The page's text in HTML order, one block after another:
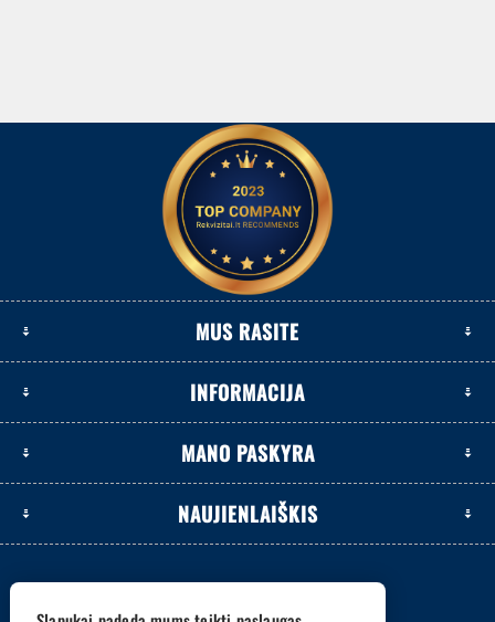
MUS RASITE
INFORMACIJA
MANO PASKYRA
NAUJIENLAIŠKIS